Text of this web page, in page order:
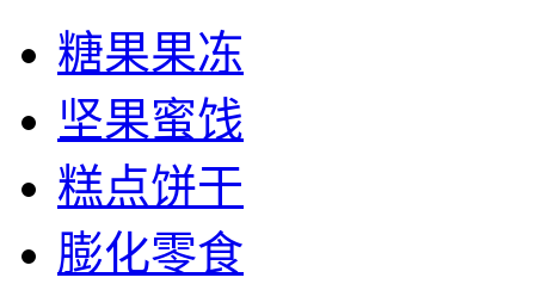
糖果果冻
坚果蜜饯
糕点饼干
膨化零食